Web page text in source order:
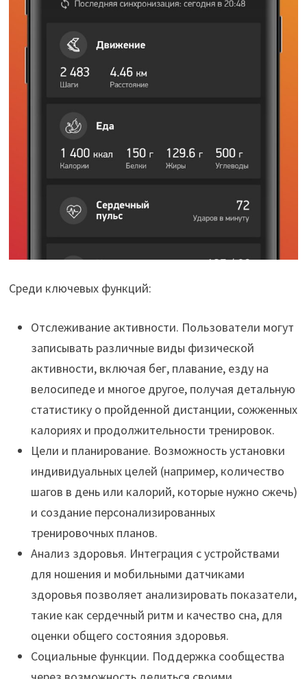
Среди ключевых функций:
Отслеживание активности. Пользователи могут
записывать различные виды физической
активности, включая бег, плавание, езду на
велосипеде и многое другое, получая детальную
статистику о пройденной дистанции, сожженных
калориях и продолжительности тренировок.
Цели и планирование. Возможность установки
индивидуальных целей (например, количество
шагов в день или калорий, которые нужно сжечь)
и создание персонализированных
тренировочных планов.
Анализ здоровья. Интеграция с устройствами
для ношения и мобильными датчиками
здоровья позволяет анализировать показатели,
такие как сердечный ритм и качество сна, для
оценки общего состояния здоровья.
Социальные функции. Поддержка сообщества